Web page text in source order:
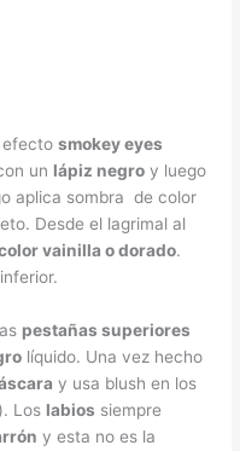
efectosmokey eyes
un lápiz negro y luego
aplica sombra de color
Desde el lagrimal al
vainilla o dorado.
pestañas superiores
líquido. Una vez hecho
y usa blush en los
Los labios siempre
y esta no es la